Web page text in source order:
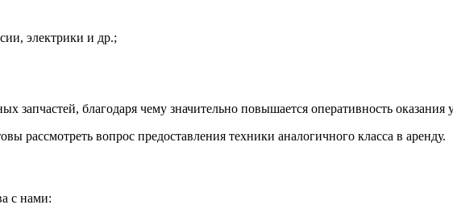
электрики и др.;
запчастей, благодаря чему значительно повышается оперативность оказания
рассмотреть вопрос предоставления техники аналогичного класса в аренду.
с нами: